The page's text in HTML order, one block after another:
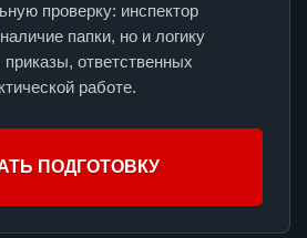
проверку: инспектор
папки, но и логику
ответственных
работе.
ПОДГОТОВКУ